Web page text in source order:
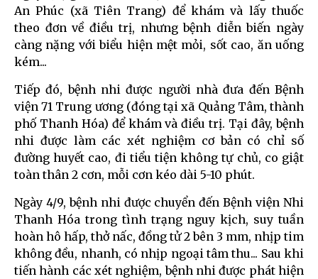
An Phúc (xã Tiên Trang) để khám và lấy thuốc
theo đơn về điều trị, nhưng bệnh diễn biến ngày
càng nặng với biểu hiện mệt mỏi, sốt cao, ăn uống
kém...
Tiếp đó, bệnh nhi được người nhà đưa đến Bệnh
viện 71 Trung ương (đóng tại xã Quảng Tâm, thành
phố Thanh Hóa) để khám và điều trị. Tại đây, bệnh
nhi được làm các xét nghiệm cơ bản có chỉ số
đường huyết cao, đi tiểu tiện không tự chủ, co giật
toàn thân 2 cơn, mỗi cơn kéo dài 5-10 phút.
Ngày 4/9, bệnh nhi được chuyển đến Bệnh viện Nhi
Thanh Hóa trong tình trạng nguy kịch, suy tuần
hoàn hô hấp, thở nấc, đồng tử 2 bên 3 mm, nhịp tim
không đều, nhanh, có nhịp ngoại tâm thu... Sau khi
tiến hành các xét nghiệm, bệnh nhi được phát hiện